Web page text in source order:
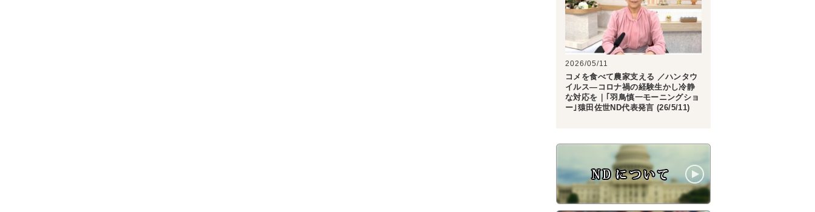
2026/05/11
コメを食べて農家支える ／ハンタウ
イルス―コロナ禍の経験生かし冷静
な対応を｜｢羽鳥慎一モーニングショ
ー｣猿田佐世ND代表発言 (26/5/11)